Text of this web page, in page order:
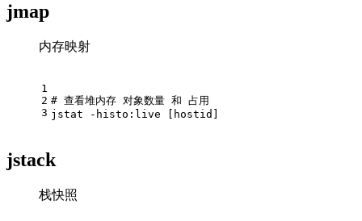
jmap
内存映射
1
2
3
# 查看堆内存 对象数量 和 占用
jstat -histo:live [
hostid
jstack
栈快照